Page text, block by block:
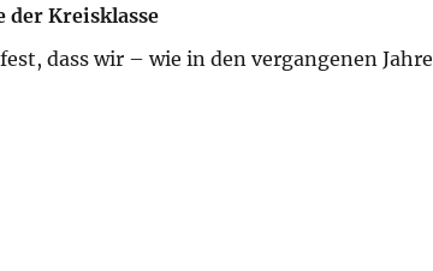
der Kreisklasse
dass wir – wie in den vergangenen
Stuttgart-Mitte 2024/25: Runde 8/9“